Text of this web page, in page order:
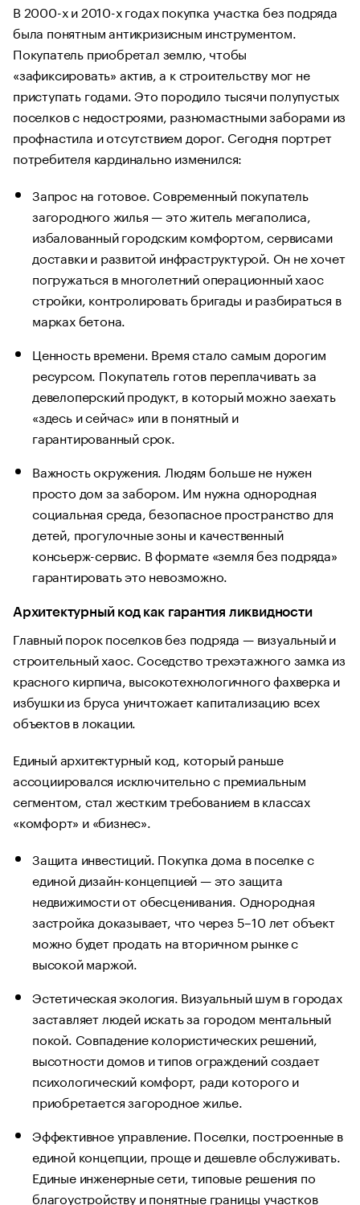
В 2000-х и 2010-х годах покупка участка без подряда
была понятным антикризисным инструментом.
Покупатель приобретал землю, чтобы
«зафиксировать» актив, а к строительству мог не
приступать годами. Это породило тысячи полупустых
поселков с недостроями, разномастными заборами из
профнастила и отсутствием дорог. Сегодня портрет
потребителя кардинально изменился:
Запрос на готовое. Современный покупатель
загородного жилья — это житель мегаполиса,
избалованный городским комфортом, сервисами
доставки и развитой инфраструктурой. Он не хочет
погружаться в многолетний операционный хаос
стройки, контролировать бригады и разбираться в
марках бетона.
Ценность времени. Время стало самым дорогим
ресурсом. Покупатель готов переплачивать за
девелоперский продукт, в который можно заехать
«здесь и сейчас» или в понятный и
гарантированный срок.
Важность окружения. Людям больше не нужен
просто дом за забором. Им нужна однородная
социальная среда, безопасное пространство для
детей, прогулочные зоны и качественный
консьерж-сервис. В формате «земля без подряда»
гарантировать это невозможно.
Архитектурный код как гарантия ликвидности
Главный порок поселков без подряда — визуальный и
строительный хаос. Соседство трехэтажного замка из
красного кирпича, высокотехнологичного фахверка и
избушки из бруса уничтожает капитализацию всех
объектов в локации.
Единый архитектурный код, который раньше
ассоциировался исключительно с премиальным
сегментом, стал жестким требованием в классах
«комфорт» и «бизнес».
Защита инвестиций. Покупка дома в поселке с
единой дизайн-концепцией — это защита
недвижимости от обесценивания. Однородная
застройка доказывает, что через 5–10 лет объект
можно будет продать на вторичном рынке с
высокой маржой.
Эстетическая экология. Визуальный шум в городах
заставляет людей искать за городом ментальный
покой. Совпадение колористических решений,
высотности домов и типов ограждений создает
психологический комфорт, ради которого и
приобретается загородное жилье.
Эффективное управление. Поселки, построенные в
единой концепции, проще и дешевле обслуживать.
Единые инженерные сети, типовые решения по
благоустройству и понятные границы участков